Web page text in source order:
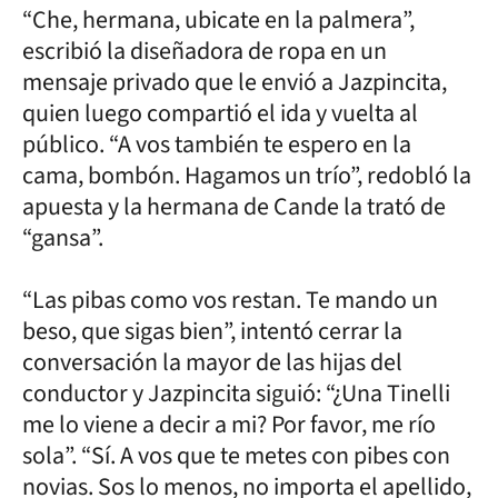
“Che, hermana, ubicate en la palmera”,
escribió la diseñadora de ropa en un
mensaje privado que le envió a Jazpincita,
quien luego compartió el ida y vuelta al
público. “A vos también te espero en la
cama, bombón. Hagamos un trío”, redobló la
apuesta y la hermana de Cande la trató de
“gansa”.
“Las pibas como vos restan. Te mando un
beso, que sigas bien”, intentó cerrar la
conversación la mayor de las hijas del
conductor y Jazpincita siguió: “¿Una Tinelli
me lo viene a decir a mi? Por favor, me río
sola”. “Sí. A vos que te metes con pibes con
novias. Sos lo menos, no importa el apellido,